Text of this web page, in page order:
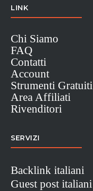
LINK
Chi Siamo
FAQ
Contatti
Account
Strumenti Gratuiti
Area Affiliati
Rivenditori
SERVIZI
Backlink italiani
Guest post italiani